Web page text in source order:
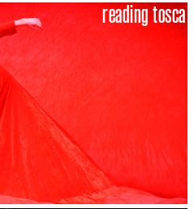
reading tosca